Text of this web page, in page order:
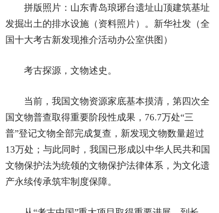
拼版照片：山东青岛琅琊台遗址山顶建筑基址
发掘出土的排水设施（资料照片）。新华社发（全
国十大考古新发现推介活动办公室供图）
考古探源，文物述史。
当前，我国文物资源家底基本摸清，第四次全
国文物普查取得重要阶段性成果，76.7万处“三
普”登记文物全部完成复查，新发现文物数量超过
13万处；与此同时，我国已形成以中华人民共和国
文物保护法为统领的文物保护法律体系，为文化遗
产永续传承筑牢制度保障。